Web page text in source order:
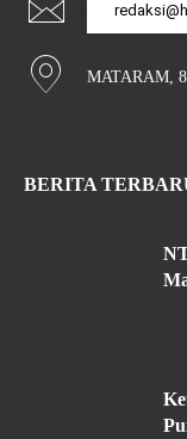
MATARAM,
BERITA